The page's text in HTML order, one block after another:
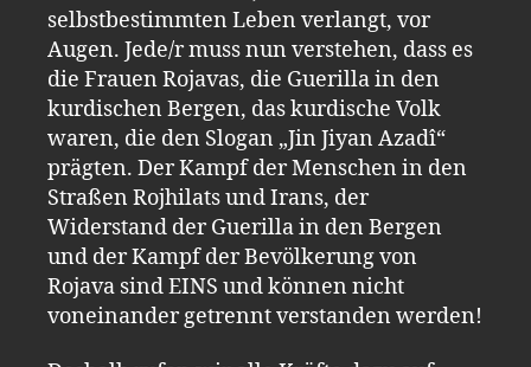
selbstbestimmten Leben verlangt, vor
Augen. Jede/r muss nun verstehen, dass es
die Frauen Rojavas, die Guerilla in den
kurdischen Bergen, das kurdische Volk
waren, die den Slogan „Jin Jiyan Azadî“
prägten. Der Kampf der Menschen in den
Straßen Rojhilats und Irans, der
Widerstand der Guerilla in den Bergen
und der Kampf der Bevölkerung von
Rojava sind EINS und können nicht
voneinander getrennt verstanden werden!